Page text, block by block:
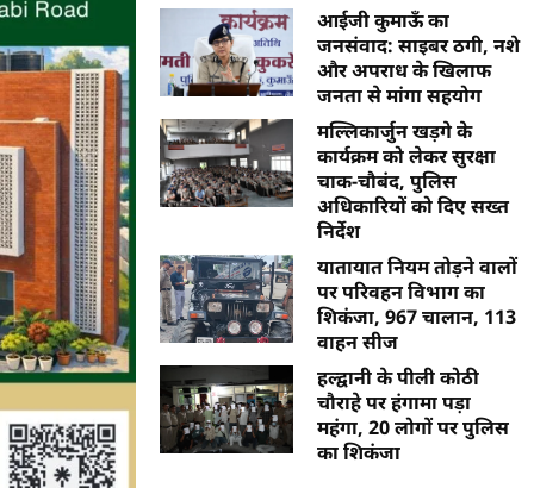
आईजी कुमाऊँ का
जनसंवाद: साइबर ठगी, नशे
और अपराध के खिलाफ
जनता से मांगा सहयोग
मल्लिकार्जुन खड़गे के
कार्यक्रम को लेकर सुरक्षा
चाक-चौबंद, पुलिस
अधिकारियों को दिए सख्त
निर्देश
यातायात नियम तोड़ने वालों
पर परिवहन विभाग का
शिकंजा, 967 चालान, 113
वाहन सीज
हल्द्वानी के पीली कोठी
चौराहे पर हंगामा पड़ा
महंगा, 20 लोगों पर पुलिस
का शिकंजा